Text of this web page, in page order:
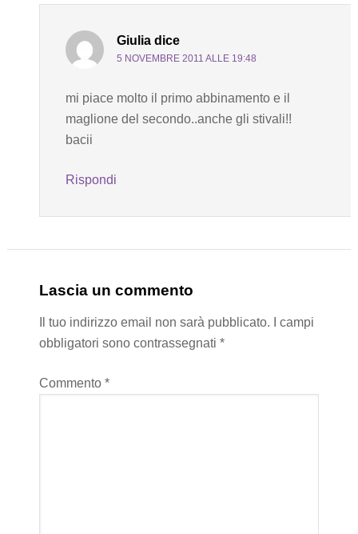
Giulia dice
5 NOVEMBRE 2011 ALLE 19:48
mi piace molto il primo abbinamento e il
maglione del secondo..anche gli stivali!!
bacii
Rispondi
Lascia un commento
Il tuo indirizzo email non sarà pubblicato.
I campi
obbligatori sono contrassegnati *
Commento *